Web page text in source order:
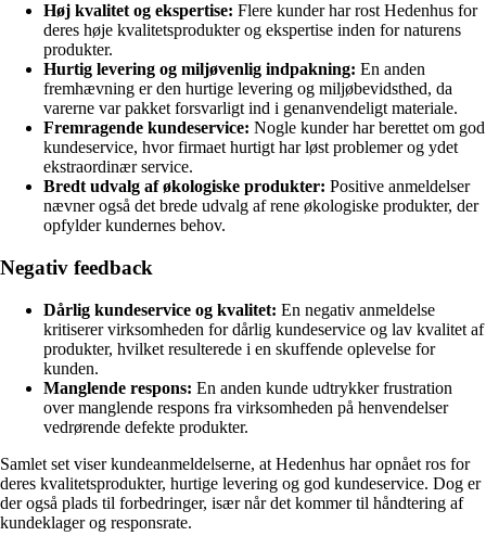
Høj kvalitet og ekspertise: Flere kunder har rost Hedenhus for
deres høje kvalitetsprodukter og ekspertise inden for naturens
produkter.
Hurtig levering og miljøvenlig indpakning: En anden
fremhævning er den hurtige levering og miljøbevidsthed, da
varerne var pakket forsvarligt ind i genanvendeligt materiale.
Fremragende kundeservice: Nogle kunder har berettet om god
kundeservice, hvor firmaet hurtigt har løst problemer og ydet
ekstraordinær service.
Bredt udvalg af økologiske produkter: Positive anmeldelser
nævner også det brede udvalg af rene økologiske produkter, der
opfylder kundernes behov.
Negativ feedback
Dårlig kundeservice og kvalitet: En negativ anmeldelse
kritiserer virksomheden for dårlig kundeservice og lav kvalitet af
produkter, hvilket resulterede i en skuffende oplevelse for
kunden.
Manglende respons: En anden kunde udtrykker frustration
over manglende respons fra virksomheden på henvendelser
vedrørende defekte produkter.
Samlet set viser kundeanmeldelserne, at Hedenhus har opnået ros for
deres kvalitetsprodukter, hurtige levering og god kundeservice. Dog er
der også plads til forbedringer, især når det kommer til håndtering af
kundeklager og responsrate.